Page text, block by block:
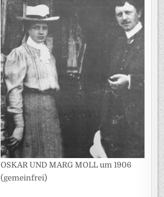
OSKAR UND MARG MOLL um 1906
(gemeinfrei)